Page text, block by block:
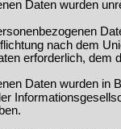
Daten wurden
nach dem
erforderlich, dem
Daten wurden in